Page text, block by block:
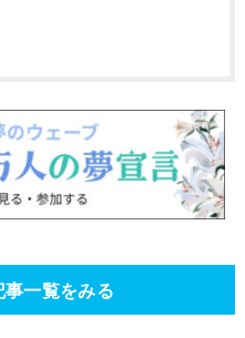
一覧をみる